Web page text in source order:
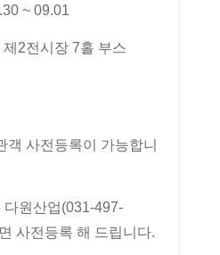
~ 09.01
2전시장 7홀 부스
객 사전등록이 가능합니
원산업(031-497-
사전등록 해 드립니다.